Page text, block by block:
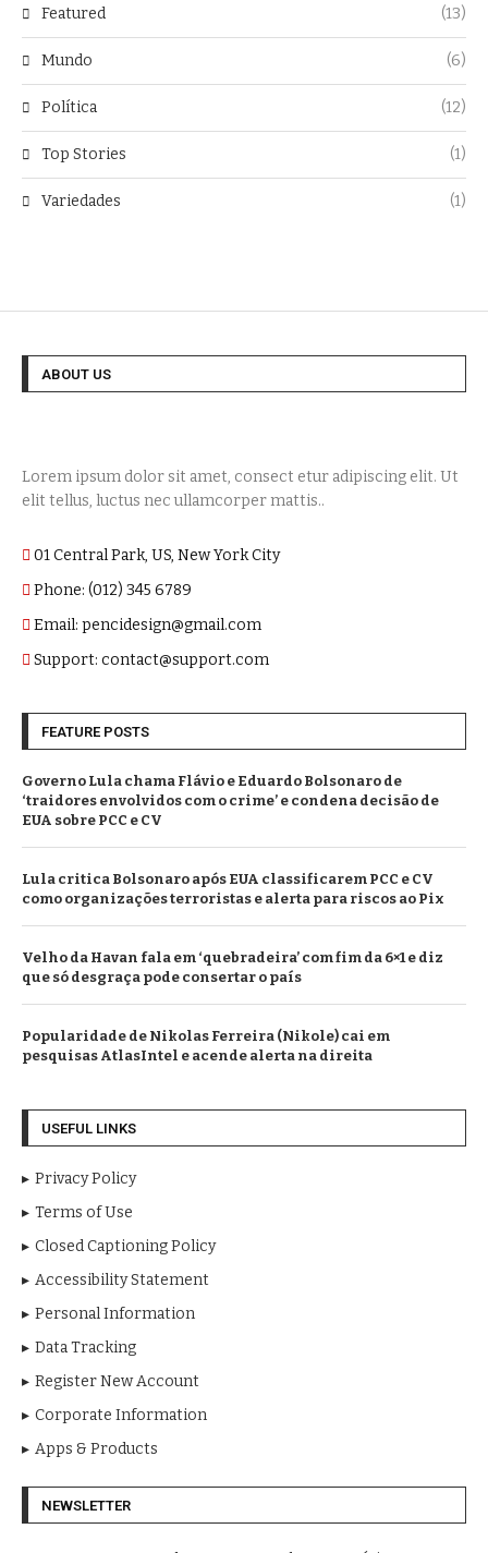
Featured (13)
Mundo (6)
Política (12)
Top Stories (1)
Variedades (1)
ABOUT US
Lorem ipsum dolor sit amet, consect etur adipiscing elit. Ut
elit tellus, luctus nec ullamcorper mattis..
01 Central Park, US, New York City
Phone: (012) 345 6789
Email: pencidesign@gmail.com
Support: contact@support.com
FEATURE POSTS
Governo Lula chama Flávio e Eduardo Bolsonaro de
‘traidores envolvidos com o crime’ e condena decisão de
EUA sobre PCC e CV
Lula critica Bolsonaro após EUA classificarem PCC e CV
como organizações terroristas e alerta para riscos ao Pix
Velho da Havan fala em ‘quebradeira’ com fim da 6×1 e diz
que só desgraça pode consertar o país
Popularidade de Nikolas Ferreira (Nikole) cai em
pesquisas AtlasIntel e acende alerta na direita
USEFUL LINKS
Privacy Policy
Terms of Use
Closed Captioning Policy
Accessibility Statement
Personal Information
Data Tracking
Register New Account
Corporate Information
Apps & Products
NEWSLETTER